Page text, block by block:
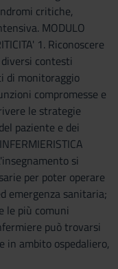
critiche,
MODULO
1. Riconoscere
contesti
di monitoraggio
compromesse e
le strategie
paziente e dei
si
per poter operare
emergenza sanitaria;
le più comuni
può trovarsi
ambito ospedaliero,